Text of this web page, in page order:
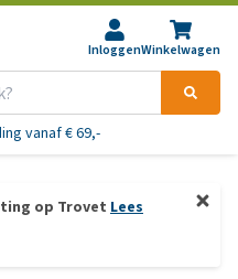
InloggenWinkelwagen
vanaf € 69,-
op Trovet Lees